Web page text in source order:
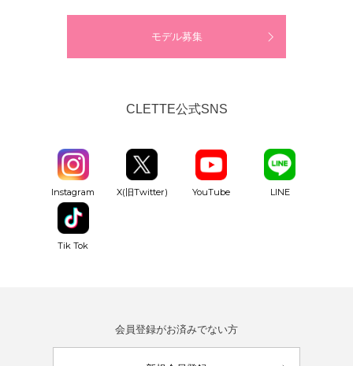
モデル募集
CLETTE公式SNS
Instagram X(旧Twitter) YouTube LINE
Tik Tok
会員登録がお済みでない方